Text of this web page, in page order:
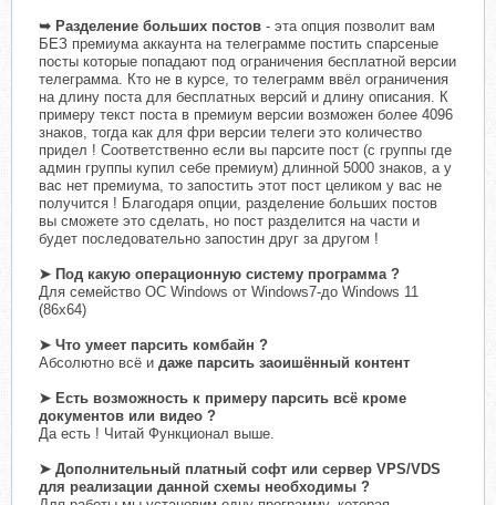
➥ Разделение больших постов - эта опция позволит вам
БЕЗ премиума аккаунта на телеграмме постить спарсеные
посты которые попадают под ограничения бесплатной версии
телеграмма. Кто не в курсе, то телеграмм ввёл ограничения
на длину поста для бесплатных версий и длину описания. К
примеру текст поста в премиум версии возможен более 4096
знаков, тогда как для фри версии телеги это количество
придел ! Соответственно если вы парсите пост (с группы где
админ группы купил себе премиум) длинной 5000 знаков, а у
вас нет премиума, то запостить этот пост целиком у вас не
получится ! Благодаря опции, разделение больших постов
вы сможете это сделать, но пост разделится на части и
будет последовательно запостин друг за другом !
➤ Под какую операционную систему программа ?
Для семейство ОС Windows от Windows7-до Windows 11
(86х64)
➤ Что умеет парсить комбайн ?
Абсолютно всё и даже парсить заoишённый контент
➤ Есть возможность к примеру парсить всё кроме
документов или видео ?
Да есть ! Читай Функционал выше.
➤ Дополнительный платный софт или сервер VPS/VDS
для реализации данной схемы необходимы ?